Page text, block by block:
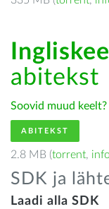
abitekst
Soovid muud keelt?
ABITEKST
2.8 MB (torrent, info
SDK ja
Laadi alla SDK